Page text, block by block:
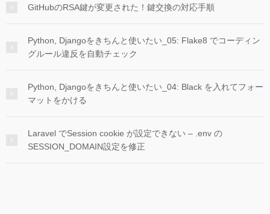
GitHubのRSA鍵が変更された！鍵交換の対応手順
Python, Djangoをきちんと使いたい_05: Flake8 でコーディン
グルール違反を自動チェック
Python, Djangoをきちんと使いたい_04: Black を入れてフォー
マットをかける
Laravel でSession cookie が設定できない – .env の
SESSION_DOMAIN設定を修正